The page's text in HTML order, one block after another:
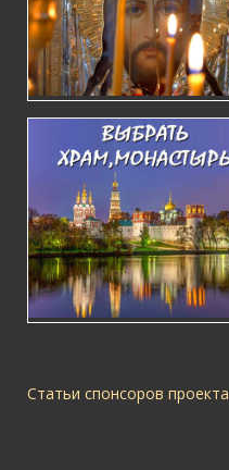
Статьи спонсоров проекта